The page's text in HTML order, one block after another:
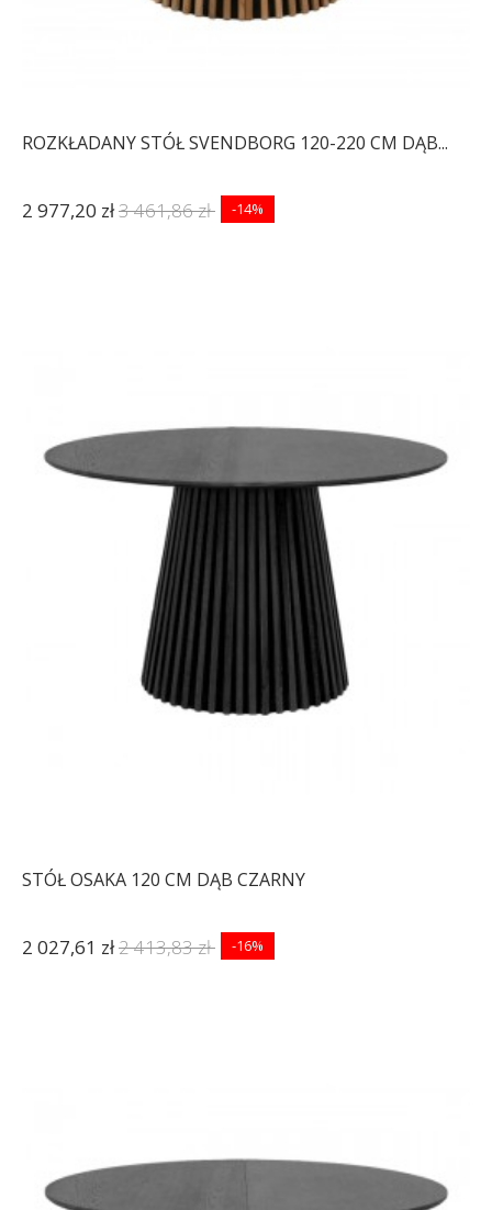
ROZKŁADANY STÓŁ SVENDBORG 120-220 CM DĄB...
2 977,20 zł3 461,86 zł -14%
STÓŁ OSAKA 120 CM DĄB CZARNY
2 027,61 zł2 413,83 zł -16%